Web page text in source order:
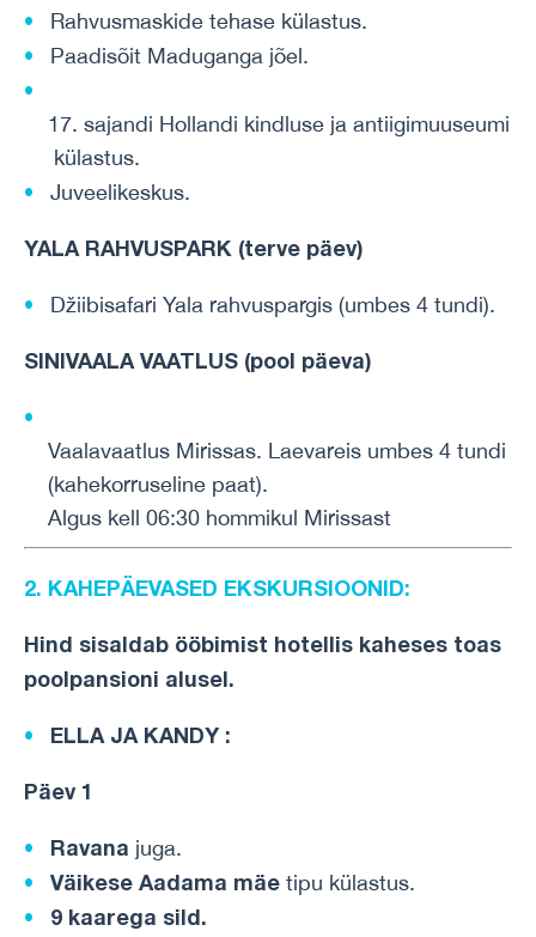
Rahvusmaskide tehase külastus.
Paadisõit Maduganga jõel.
17. sajandi Hollandi kindluse ja antiigimuuseumi
külastus.
Juveelikeskus.
YALA RAHVUSPARK (terve päev)
Džiibisafari Yala rahvuspargis (umbes 4 tundi).
SINIVAALA VAATLUS (pool päeva)
Vaalavaatlus Mirissas. Laevareis umbes 4 tundi
(kahekorruseline paat).
Algus kell 06:30 hommikul Mirissast
2. KAHEPÄEVASED EKSKURSIOONID:
Hind sisaldab ööbimist hotellis kaheses toas
poolpansioni alusel.
ELLA JA KANDY:
Päev 1
Ravana juga.
Väikese Aadama mäetipu külastus.
9 kaarega sild.